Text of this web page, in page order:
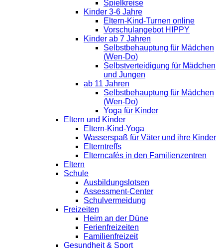
Spielkreise
Kinder 3-6 Jahre
Eltern-Kind-Turnen online
Vorschulangebot HIPPY
Kinder ab 7 Jahren
Selbstbehauptung für Mädchen
(Wen-Do)
Selbstverteidigung für Mädchen
und Jungen
ab 11 Jahren
Selbstbehauptung für Mädchen
(Wen-Do)
Yoga für Kinder
Eltern und Kinder
Eltern-Kind-Yoga
Wasserspaß für Väter und ihre Kinder
Elterntreffs
Elterncafés in den Familienzentren
Eltern
Schule
Ausbildungslotsen
Assessment-Center
Schulvermeidung
Freizeiten
Heim an der Düne
Ferienfreizeiten
Familienfreizeit
Gesundheit & Sport